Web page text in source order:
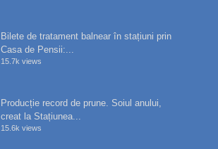
Bilete de tratament balnear în stațiuni prin
Casa de Pensii:...
15.7k views
Producție record de prune. Soiul anului,
creat la Stațiunea...
15.6k views